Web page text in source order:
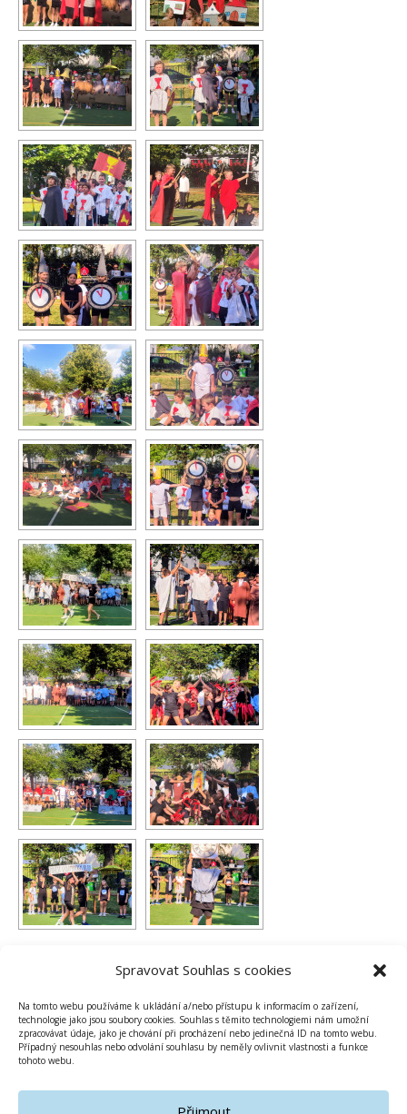
Spravovat Souhlas s cookies
Na tomto webu používáme k ukládání a/nebo přístupu k informacím o zařízení,
technologie jako jsou soubory cookies. Souhlas s těmito technologiemi nám umožní
zpracovávat údaje, jako je chování při procházení nebo jedinečná ID na tomto webu.
Případný nesouhlas nebo odvolání souhlasu by neměly ovlivnit vlastnosti a funkce
tohoto webu.
1 2 ►
PUBLIKOVÁNO VZŠ